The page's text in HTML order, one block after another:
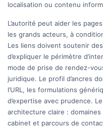
localisation ou contenu
L’autorité peut aider les
les grands acteurs, à
Les liens doivent soutenir
d’expliquer le périmètre
mode de prise de rendez-
juridique. Le profil d’ancres
l’URL, les formulations
d’expertise avec prudence.
architecture claire :
cabinet et parcours de